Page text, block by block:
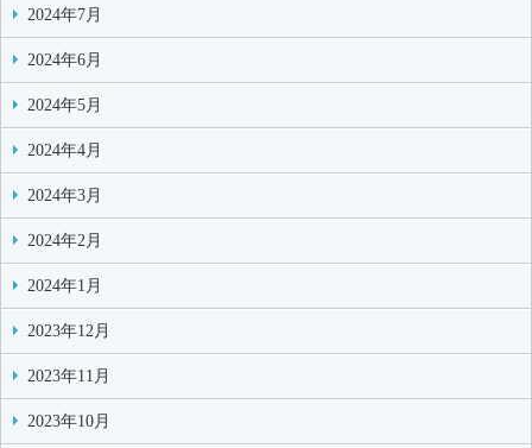
2024年7月
2024年6月
2024年5月
2024年4月
2024年3月
2024年2月
2024年1月
2023年12月
2023年11月
2023年10月